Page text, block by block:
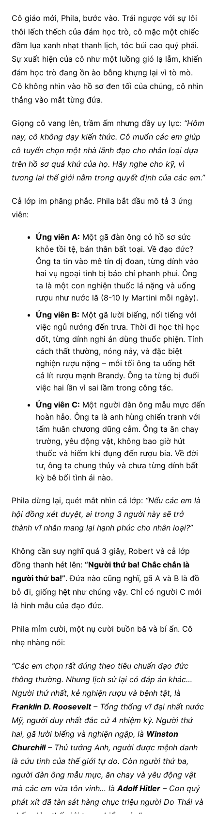
Cô giáo mới, Phila, bước vào. Trái ngược với sự lôi
thôi lếch thếch của đám học trò, cô mặc một chiếc
đầm lụa xanh nhạt thanh lịch, tóc búi cao quý phái.
Sự xuất hiện của cô như một luồng gió lạ lẫm, khiến
đám học trò đang ồn ào bỗng khựng lại vì tò mò.
Cô không nhìn vào hồ sơ đen tối của chúng, cô nhìn
thẳng vào mắt từng đứa.
Giọng cô vang lên, trầm ấm nhưng đầy uy lực: “Hôm
nay, cô không dạy kiến thức. Cô muốn các em giúp
cô tuyển chọn một nhà lãnh đạo cho nhân loại dựa
trên hồ sơ quá khứ của họ. Hãy nghe cho kỹ, vì
tương lai thế giới nằm trong quyết định của các em.”
Cả lớp im phăng phắc. Phila bắt đầu mô tả 3 ứng
viên:
Ứng viên A: Một gã đàn ông có hồ sơ sức
khỏe tồi tệ, bán thân bất toại. Về đạo đức?
Ông ta tin vào mê tín dị đoan, từng dính vào
hai vụ ngoại tình bị báo chí phanh phui. Ông
ta là một con nghiện thuốc lá nặng và uống
rượu như nước lã (8-10 ly Martini mỗi ngày).
Ứng viên B: Một gã lười biếng, nổi tiếng với
việc ngủ nướng đến trưa. Thời đi học thì học
dốt, từng dính nghi án dùng thuốc phiện. Tính
cách thất thường, nóng nảy, và đặc biệt
nghiện rượu nặng – mỗi tối ông ta uống hết
cả lít rượu mạnh Brandy. Ông ta từng bị đuổi
việc hai lần vì sai lầm trong công tác.
Ứng viên C: Một người đàn ông mẫu mực đến
hoàn hảo. Ông ta là anh hùng chiến tranh với
tấm huân chương dũng cảm. Ông ta ăn chay
trường, yêu động vật, không bao giờ hút
thuốc và hiếm khi đụng đến rượu bia. Về đời
tư, ông ta chung thủy và chưa từng dính bất
kỳ bê bối tình ái nào.
Phila dừng lại, quét mắt nhìn cả lớp: “Nếu các em là
hội đồng xét duyệt, ai trong 3 người này sẽ trở
thành vĩ nhân mang lại hạnh phúc cho nhân loại?”
Không cần suy nghĩ quá 3 giây, Robert và cả lớp
đồng thanh hét lên: “Người thứ ba! Chắc chắn là
người thứ ba!”. Đứa nào cũng nghĩ, gã A và B là đồ
bỏ đi, giống hệt như chúng vậy. Chỉ có người C mới
là hình mẫu của đạo đức.
Phila mỉm cười, một nụ cười buồn bã và bí ẩn. Cô
nhẹ nhàng nói:
“Các em chọn rất đúng theo tiêu chuẩn đạo đức
thông thường. Nhưng lịch sử lại có đáp án khác…
Người thứ nhất, kẻ nghiện rượu và bệnh tật, là
Franklin D. Roosevelt– Tổng thống vĩ đại nhất nước
Mỹ, người duy nhất đắc cử 4 nhiệm kỳ. Người thứ
hai, gã lười biếng và nghiện ngập, là Winston
Churchill– Thủ tướng Anh, người được mệnh danh
là cứu tinh của thế giới tự do. Còn người thứ ba,
người đàn ông mẫu mực, ăn chay và yêu động vật
mà các em vừa tôn vinh… là Adolf Hitler– Con quỷ
phát xít đã tàn sát hàng chục triệu người Do Thái và